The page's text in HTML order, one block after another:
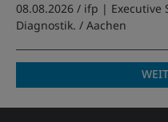
08.08.2026 / ifp | Executive
Diagnostik. / Aachen